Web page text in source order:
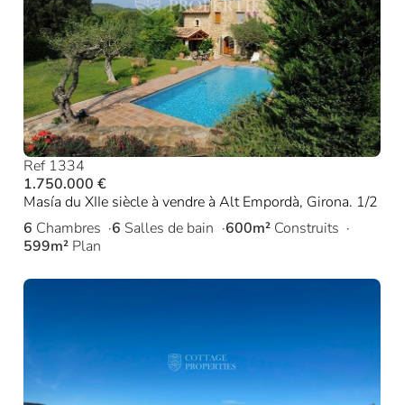
Ref 1334
1.750.000 €
Masía du XIIe siècle à vendre à Alt Empordà, Girona. 1/2
6 Chambres 6 Salles de bain 600m² Construits
599m² Plan